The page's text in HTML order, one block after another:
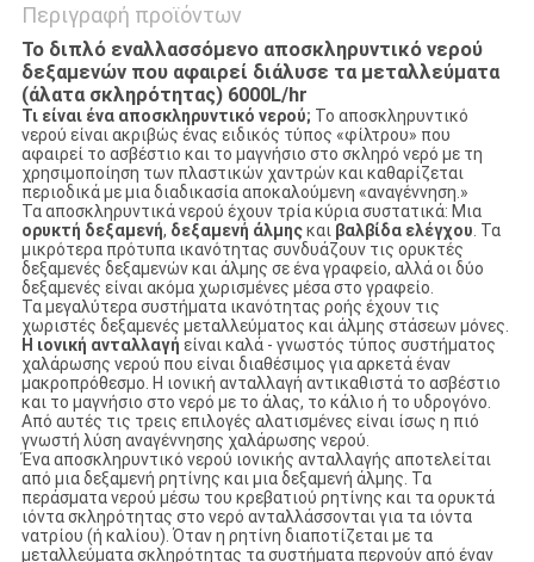
Περιγραφή προϊόντων
Το διπλό εναλλασσόμενο αποσκληρυντικό νερού
δεξαμενών που αφαιρεί διάλυσε τα μεταλλεύματα
(άλατα σκληρότητας) 6000L/hr
Τι είναι ένα αποσκληρυντικό νερού; Το αποσκληρυντικό
νερού είναι ακριβώς ένας ειδικός τύπος «φίλτρου» που
αφαιρεί το ασβέστιο και το μαγνήσιο στο σκληρό νερό με τη
χρησιμοποίηση των πλαστικών χαντρών και καθαρίζεται
περιοδικά με μια διαδικασία αποκαλούμενη «αναγέννηση.»
Τα αποσκληρυντικά νερού έχουν τρία κύρια συστατικά: Μια
ορυκτή δεξαμενή, δεξαμενή άλμηςκαι βαλβίδα ελέγχου. Τα
μικρότερα πρότυπα ικανότητας συνδυάζουν τις ορυκτές
δεξαμενές δεξαμενών και άλμης σε ένα γραφείο, αλλά οι δύο
δεξαμενές είναι ακόμα χωρισμένες μέσα στο γραφείο.
Τα μεγαλύτερα συστήματα ικανότητας ροής έχουν τις
χωριστές δεξαμενές μεταλλεύματος και άλμης στάσεων μόνες.
Η ιονική ανταλλαγή είναι καλά - γνωστός τύπος συστήματος
χαλάρωσης νερού που είναι διαθέσιμος για αρκετά έναν
μακροπρόθεσμο. Η ιονική ανταλλαγή αντικαθιστά το ασβέστιο
και το μαγνήσιο στο νερό με το άλας, το κάλιο ή το υδρογόνο.
Από αυτές τις τρεις επιλογές αλατισμένες είναι ίσως η πιό
γνωστή λύση αναγέννησης χαλάρωσης νερού.
Ένα αποσκληρυντικό νερού ιονικής ανταλλαγής αποτελείται
από μια δεξαμενή ρητίνης και μια δεξαμενή άλμης. Τα
περάσματα νερού μέσω του κρεβατιού ρητίνης και τα ορυκτά
ιόντα σκληρότητας στο νερό ανταλλάσσονται για τα ιόντα
νατρίου (ή καλίου). Όταν η ρητίνη διαποτίζεται με τα
μεταλλεύματα σκληρότητας τα συστήματα περνούν από έναν